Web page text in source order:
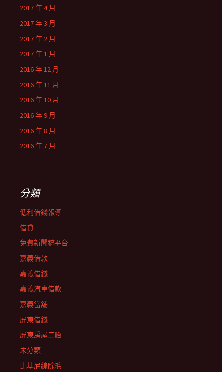
2017 年 4 月
2017 年 3 月
2017 年 2 月
2017 年 1 月
2016 年 12 月
2016 年 11 月
2016 年 10 月
2016 年 9 月
2016 年 8 月
2016 年 7 月
分類
低利借錢報導
借貸
免費新聞稿平台
嘉義借款
嘉義借錢
嘉義汽車借款
嘉義當舖
屏東借錢
屏東房屋二胎
未分類
比基尼線除毛